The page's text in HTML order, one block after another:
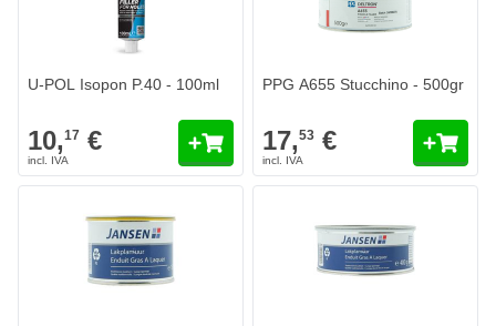
U-POL Isopon P.40 - 100ml
10,17 €
PPG A655 Stucchino - 500gr
17,53 €